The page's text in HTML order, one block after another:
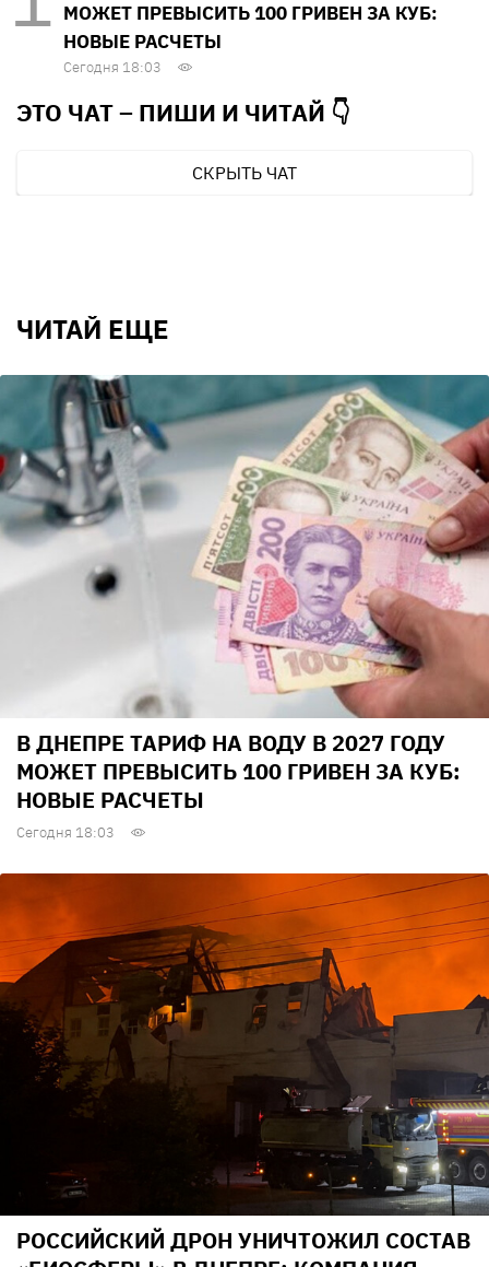
МОЖЕТ ПРЕВЫСИТЬ 100 ГРИВЕН ЗА КУБ:
НОВЫЕ РАСЧЕТЫ
Сегодня 18:03
ЭТО ЧАТ – ПИШИ И ЧИТАЙ 👇
СКРЫТЬ ЧАТ
ЧИТАЙ ЕЩЕ
В ДНЕПРЕ ТАРИФ НА ВОДУ В 2027 ГОДУ
МОЖЕТ ПРЕВЫСИТЬ 100 ГРИВЕН ЗА КУБ:
НОВЫЕ РАСЧЕТЫ
Сегодня 18:03
РОССИЙСКИЙ ДРОН УНИЧТОЖИЛ СОСТАВ